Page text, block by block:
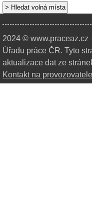
2024 © www.praceaz.cz
Úřadu práce ČR. Tyto
aktualizace dat ze
Kontakt na provozovatele